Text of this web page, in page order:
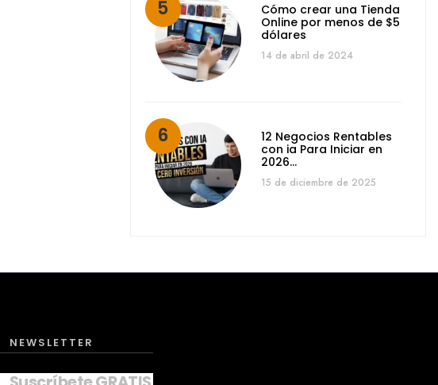
Cómo crear una Tienda
Online por menos de $5
dólares
14 de abril de 2024
12 Negocios Rentables
con ia Para Iniciar en
2026…
15 de diciembre de 2025
NEWSLETTER